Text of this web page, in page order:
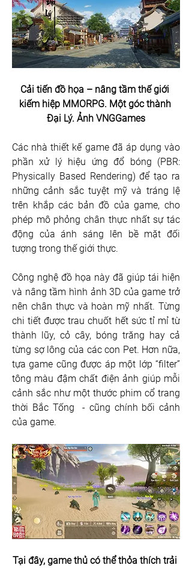
Cải tiến đồ họa – nâng tầm thế giới
kiếm hiệp MMORPG. Một góc thành
Đại Lý. Ảnh VNGGames
Các nhà thiết kế game đã áp dụng vào
phần xử lý hiệu ứng đổ bóng (PBR:
Physically Based Rendering) để tạo ra
những cảnh sắc tuyệt mỹ và tráng lệ
trên khắp các bản đồ của game, cho
phép mô phỏng chân thực nhất sự tác
động của ánh sáng lên bề mặt đối
tượng trong thế giới thực.
Công nghệ đồ họa này đã giúp tái hiện
và nâng tầm hình ảnh 3D của game trở
nên chân thực và hoàn mỹ nhất. Từng
chi tiết được trau chuốt hết sức tỉ mỉ từ
thành lũy, cỏ cây, bóng trăng hay cả
từng sợ lông của các con Pet. Hơn nữa,
tựa game cũng được áp một lớp “filter”
tông màu đậm chất điện ảnh giúp mỗi
cảnh sắc như một thước phim cổ trang
thời Bắc Tống  - cũng chính bối cảnh
của game.
Tại đây, game thủ có thể thỏa thích trải